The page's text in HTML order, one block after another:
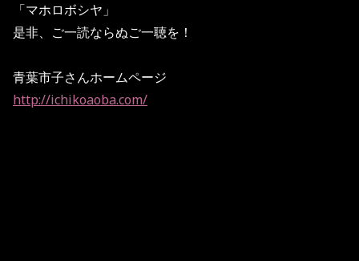
「マホロボシヤ」
是非、ご一読ならぬご一聴を！
青葉市子さんホームページ
http://ichikoaoba.com/